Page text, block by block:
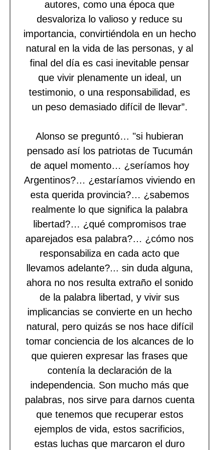
autores, como una época que
desvaloriza lo valioso y reduce su
importancia, convirtiéndola en un hecho
natural en la vida de las personas, y al
final del día es casi inevitable pensar
que vivir plenamente un ideal, un
testimonio, o una responsabilidad, es
un peso demasiado difícil de llevar”.
Alonso se preguntó… "si hubieran
pensado así los patriotas de Tucumán
de aquel momento… ¿seríamos hoy
Argentinos?… ¿estaríamos viviendo en
esta querida provincia?… ¿sabemos
realmente lo que significa la palabra
libertad?… ¿qué compromisos trae
aparejados esa palabra?… ¿cómo nos
responsabiliza en cada acto que
llevamos adelante?... sin duda alguna,
ahora no nos resulta extraño el sonido
de la palabra libertad, y vivir sus
implicancias se convierte en un hecho
natural, pero quizás se nos hace difícil
tomar conciencia de los alcances de lo
que quieren expresar las frases que
contenía la declaración de la
independencia. Son mucho más que
palabras, nos sirve para darnos cuenta
que tenemos que recuperar estos
ejemplos de vida, estos sacrificios,
estas luchas que marcaron el duro